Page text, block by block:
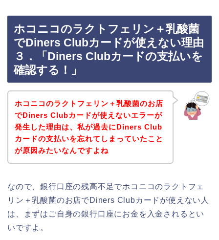
ホコニコのラクトフェリン＋乳酸菌
でDiners Clubカードが使えない理由
３．「Diners Clubカードの支払いを
確認する！」
ホコニコのラクトフェリン＋乳酸菌のお店
でDiners Clubカードが使えないエラーが
発生した理由は、私が過去にDiners Club
カードの支払いを忘れてしまっていたこと
が原因みたいなんですよね
なので、銀行口座の残高不足でホコニコのラクトフェ
リン＋乳酸菌のお店でDiners Clubカードが使えない人
は、まずはご自身の銀行口座にお金を入金されるとい
いですよ。